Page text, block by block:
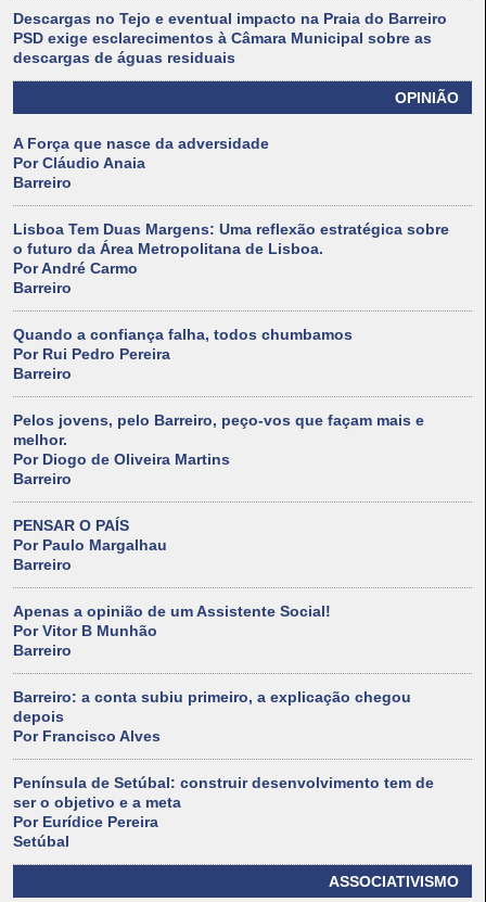
Descargas no Tejo e eventual impacto na Praia do Barreiro
PSD exige esclarecimentos à Câmara Municipal sobre as
descargas de águas residuais
OPINIÃO
A Força que nasce da adversidade
Por Cláudio Anaia
Barreiro
Lisboa Tem Duas Margens: Uma reflexão estratégica sobre
o futuro da Área Metropolitana de Lisboa.
Por André Carmo
Barreiro
Quando a confiança falha, todos chumbamos
Por Rui Pedro Pereira
Barreiro
Pelos jovens, pelo Barreiro, peço-vos que façam mais e
melhor.
Por Diogo de Oliveira Martins
Barreiro
PENSAR O PAÍS
Por Paulo Margalhau
Barreiro
Apenas a opinião de um Assistente Social!
Por Vitor B Munhão
Barreiro
Barreiro: a conta subiu primeiro, a explicação chegou
depois
Por Francisco Alves
Península de Setúbal: construir desenvolvimento tem de
ser o objetivo e a meta
Por Eurídice Pereira
Setúbal
ASSOCIATIVISMO